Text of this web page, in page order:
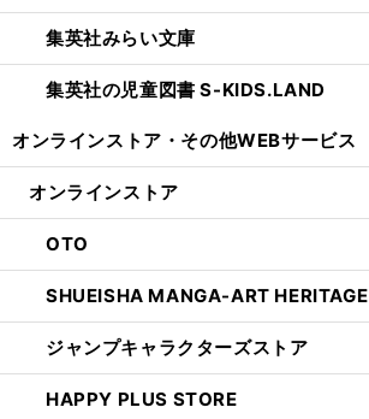
集英社みらい文庫
集英社の児童図書 S-KIDS.LAND
オンラインストア・ その他WEBサービス
オンラインストア
OTO
SHUEISHA MANGA-ART HERITAGE
ジャンプキャラクターズストア
HAPPY PLUS STORE